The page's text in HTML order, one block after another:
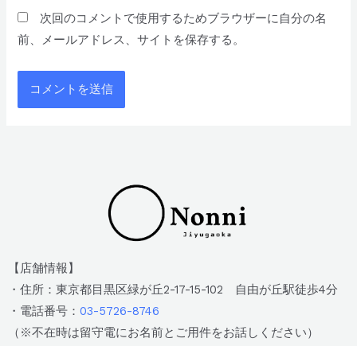
次回のコメントで使用するためブラウザーに自分の名
前、メールアドレス、サイトを保存する。
【店舗情報】
・住所：東京都目黒区緑が丘2-17-15-102 自由が丘駅徒歩4分
・電話番号： 03-5726-8746
（※不在時は留守電にお名前とご用件をお話しください）